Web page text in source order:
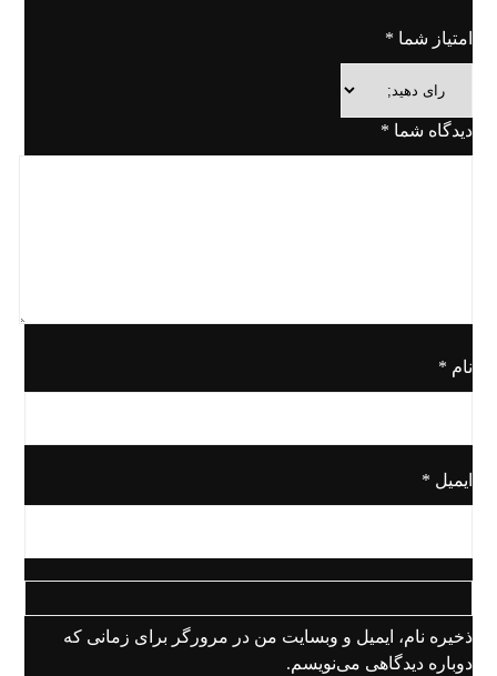
امتیاز شما *
دیدگاه شما *
نام *
ایمیل *
ذخیره نام، ایمیل و وبسایت من در مرورگر برای زمانی که
دوباره دیدگاهی می‌نویسم.